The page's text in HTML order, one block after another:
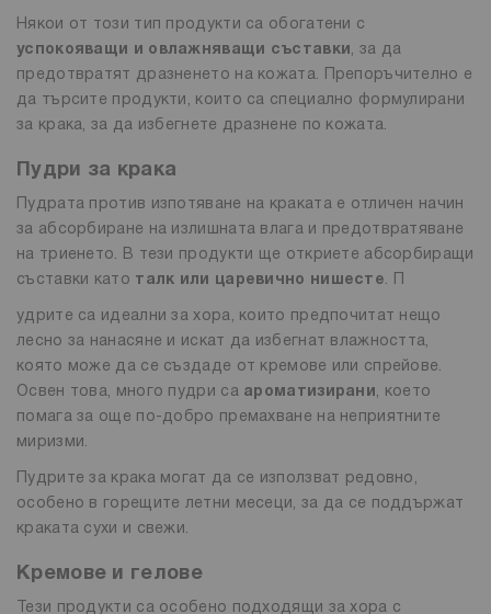
Някои от този тип продукти са обогатени с
успокояващи и овлажняващи съставки , за да
предотвратят дразненето на кожата. Препоръчително е
да търсите продукти, които са специално формулирани
за крака, за да избегнете дразнене по кожата.
Пудри за крака
Пудрата против изпотяване на краката е отличен начин
за абсорбиране на излишната влага и предотвратяване
на триенето. В тези продукти ще откриете абсорбиращи
съставки като талк или царевично нишесте. П
удрите са идеални за хора, които предпочитат нещо
лесно за нанасяне и искат да избегнат влажността,
която може да се създаде от кремове или спрейове.
Освен това, много пудри са ароматизирани , което
помага за още по-добро премахване на неприятните
миризми.
Пудрите за крака могат да се използват редовно,
особено в горещите летни месеци, за да се поддържат
краката сухи и свежи.
Кремове и гелове
Тези продукти са особено подходящи за хора с